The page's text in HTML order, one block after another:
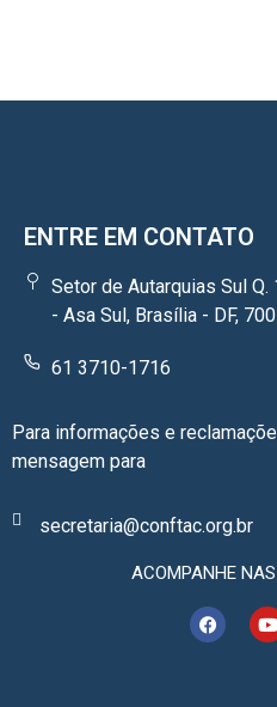
ENTRE EM CONTATO
Setor de Autarquias Sul Q.
- Asa Sul, Brasília - DF,
61 3710-1716
Para informações e
mensagem para
secretaria@conftac.org.br
ACOMPANHE